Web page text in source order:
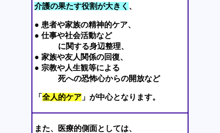
介護の果たす役割が大きく 、
● 患者や家族の精神的ケア、
● 仕事や社会活動など
に関する身辺整理、
● 家族や友人関係の回復、
● 宗教や人生観等による
死への恐怖心からの開放など
「 全人的ケア 」が中心となります。
また、医療的側面としては、